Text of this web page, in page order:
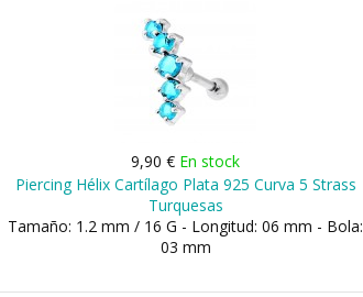
9,90 € En stock
Piercing Hélix Cartílago Plata 925 Curva 5 Strass
Turquesas
Tamaño: 1.2 mm / 16 G - Longitud: 06 mm - Bola:
03 mm